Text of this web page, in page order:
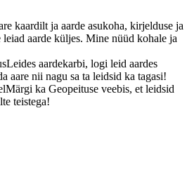
kaardilt ja aarde asukoha, kirjelduse ja
aarde küljes. Mine nüüd kohale ja
Leides aardekarbi, logi leid aardes
aare nii nagu sa ta leidsid ka tagasi!
Märgi ka Geopeituse veebis, et leidsid
teistega!